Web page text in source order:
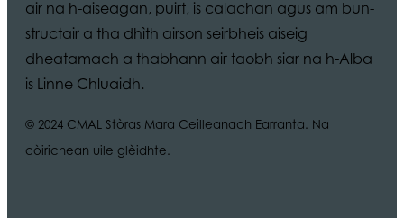
air na h-aiseagan, puirt, is calachan agus am bun-
structair a tha dhìth airson seirbheis aiseig
dheatamach a thabhann air taobh siar na h-Alba
is Linne Chluaidh.
© 2024 CMAL Stòras Mara Ceilleanach Earranta. Na
còirichean uile glèidhte.